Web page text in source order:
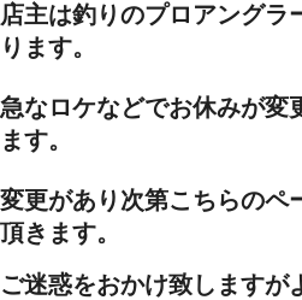
店主は釣りのプロアングラ
ります。
急なロケなどでお休みが変
ます。
変更があり次第こちらのペ
頂きます。
ご迷惑をおかけ致しますが